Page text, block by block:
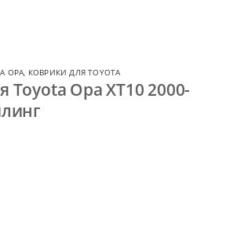
OPA, КОВРИКИ ДЛЯ TOYOTA
Toyota Opa XT10 2000-